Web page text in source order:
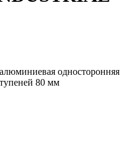
односторонняя
80 мм